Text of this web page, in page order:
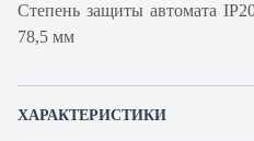
Степень защиты автомата
78,5 мм
ХАРАКТЕРИСТИКИ